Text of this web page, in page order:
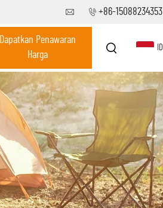
+86-15088234353
Dapatkan Penawaran
Harga
ID